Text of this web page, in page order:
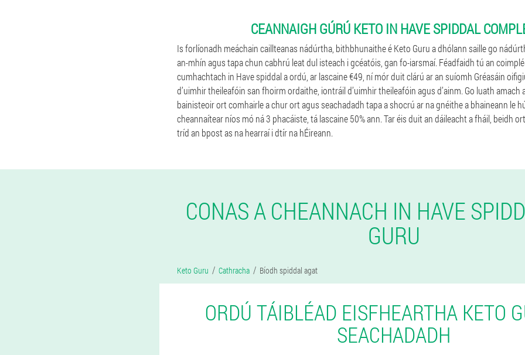
CEANNAIGH GÚRÚ KETO IN HAVE SPIDDAL
Is forlíonadh meáchain caillteanas nádúrtha, bithbhunaithe é Keto Guru a dhólann saille go
an-mhín agus tapa chun cabhrú leat dul isteach i gcéatóis, gan fo-iarsmaí. Féadfaidh tú an
cumhachtach in Have spiddal a ordú, ar lascaine €49, ní mór duit clárú ar an suíomh Gréasáin
d’uimhir theileafóin san fhoirm ordaithe, iontráil d’uimhir theileafóin agus d’ainm. Go luath amach
bainisteoir ort comhairle a chur ort agus seachadadh tapa a shocrú ar na gnéithe a bhaineann le
cheannaítear níos mó ná 3 phacáiste, tá lascaine 50% ann. Tar éis duit an dáileacht a fháil, beidh
tríd an bpost as na hearraí i dtír na hÉireann.
CONAS A CHEANNACH IN HAVE
GURU
Keto Guru Cathracha Bíodh spiddal agat
ORDÚ TÁIBLÉAD EISFHEARTHA KETO
SEACHADADH